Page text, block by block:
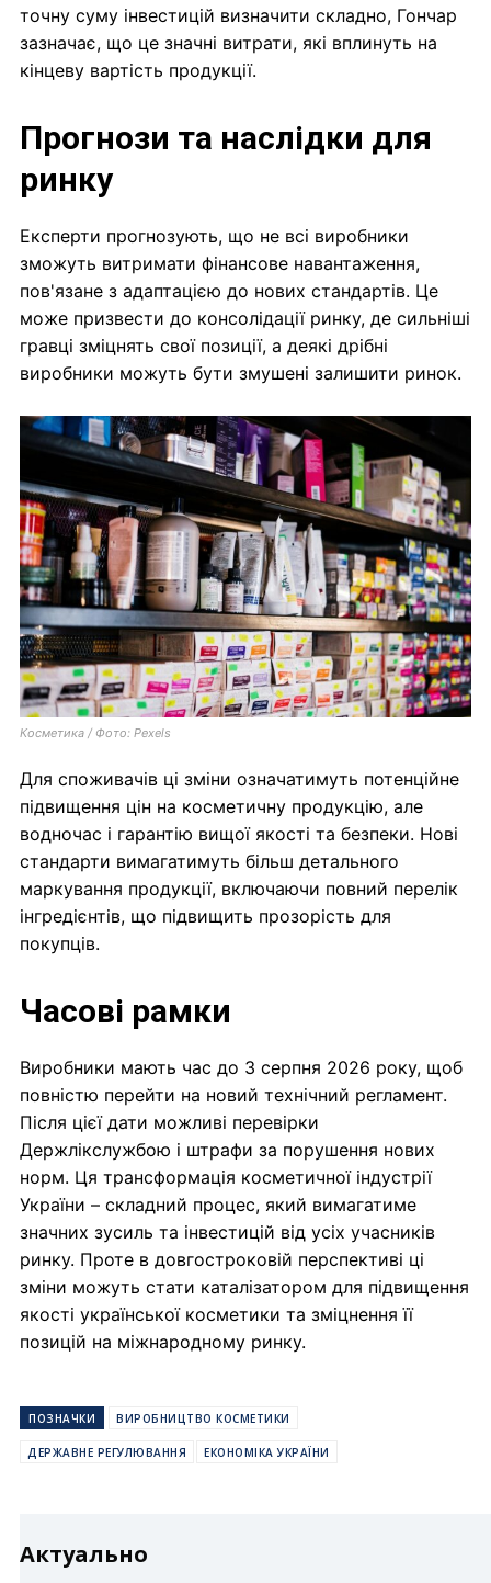
точну суму інвестицій визначити складно, Гончар
зазначає, що це значні витрати, які вплинуть на
кінцеву вартість продукції.
Прогнози та наслідки для
ринку
Експерти прогнозують, що не всі виробники
зможуть витримати фінансове навантаження,
пов'язане з адаптацією до нових стандартів. Це
може призвести до консолідації ринку, де сильніші
гравці зміцнять свої позиції, а деякі дрібні
виробники можуть бути змушені залишити ринок.
Косметика / Фото: Pexels
Для споживачів ці зміни означатимуть потенційне
підвищення цін на косметичну продукцію, але
водночас і гарантію вищої якості та безпеки. Нові
стандарти вимагатимуть більш детального
маркування продукції, включаючи повний перелік
інгредієнтів, що підвищить прозорість для
покупців.
Часові рамки
Виробники мають час до 3 серпня 2026 року, щоб
повністю перейти на новий технічний регламент.
Після цієї дати можливі перевірки
Держлікслужбою і штрафи за порушення нових
норм. Ця трансформація косметичної індустрії
України – складний процес, який вимагатиме
значних зусиль та інвестицій від усіх учасників
ринку. Проте в довгостроковій перспективі ці
зміни можуть стати каталізатором для підвищення
якості української косметики та зміцнення її
позицій на міжнародному ринку.
ПОЗНАЧКИ ВИРОБНИЦТВО КОСМЕТИКИ
ДЕРЖАВНЕ РЕГУЛЮВАННЯ ЕКОНОМІКА УКРАЇНИ
Актуально